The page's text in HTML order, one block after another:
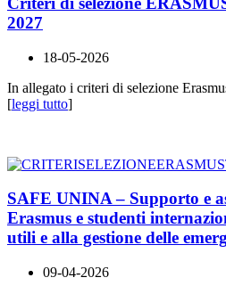
2027
18-05-2026
In allegato i criteri di selezione
[leggi tutto]
SAFE UNINA – Supporto e
Erasmus e studenti
utili e alla gestione delle
09-04-2026